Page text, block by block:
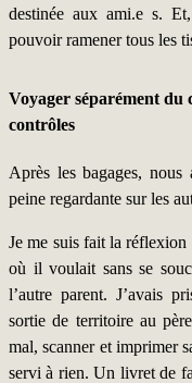
destinée aux ami.e s.
pouvoir ramener tous les
Voyager séparément du
contrôles
Après les bagages, nous
peine regardante sur les
Je me suis fait la réflexion
où il voulait sans se
l’autre parent. J’avais
sortie de territoire au
mal, scanner et imprimer
servi à rien. Un livret de